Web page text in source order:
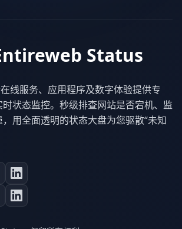
Status
线服务、应用程序及数字体验提供专
状态监控。秒级排查网站是否宕机、监
用全面透明的状态大盘为您驱散“未知